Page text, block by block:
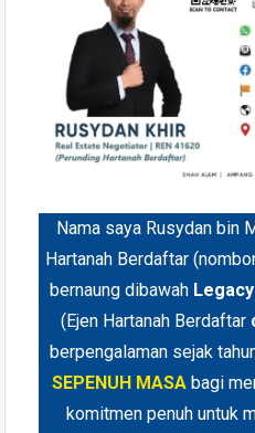
Nama saya Rusydan bin
Hartanah Berdaftar
bernaung dibawah
(Ejen Hartanah Berdaftar
berpengalaman sejak
SEPENUH MASA bagi
komitmen penuh untuk